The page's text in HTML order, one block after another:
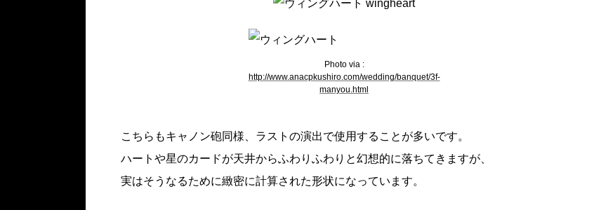
Photo via :
http://www.anacpkushiro.com/wedding/banquet/3f-
manyou.html
こちらもキャノン砲同様、ラストの演出で使用することが多いです。
ハートや星のカードが天井からふわりふわりと幻想的に落ちてきますが、
実はそうなるために緻密に計算された形状になっています。